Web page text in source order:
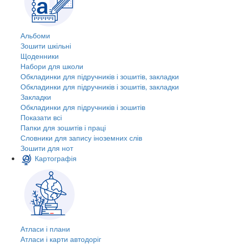
Альбоми
Зошити шкільні
Щоденники
Набори для школи
Обкладинки для підручників і зошитів, закладки
Обкладинки для підручників і зошитів, закладки
Закладки
Обкладинки для підручників і зошитів
Показати всі
Папки для зошитів і праці
Словники для запису іноземних слів
Зошити для нот
Картографія
Атласи і плани
Атласи і карти автодоріг